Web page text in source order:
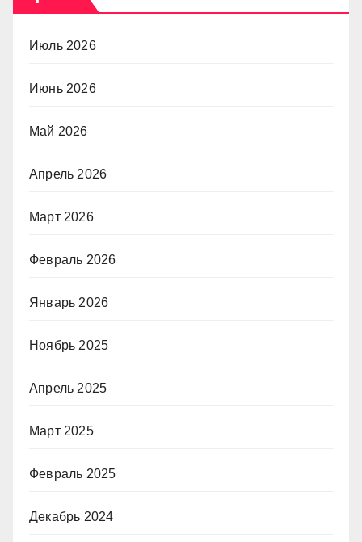
Июль 2026
Июнь 2026
Май 2026
Апрель 2026
Март 2026
Февраль 2026
Январь 2026
Ноябрь 2025
Апрель 2025
Март 2025
Февраль 2025
Декабрь 2024